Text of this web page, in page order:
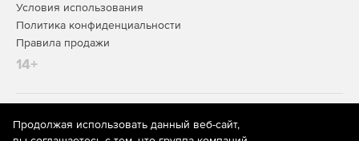
Условия использования
Политика конфиденциальности
Правила продажи
14+
На информационном ресурсе store.softline.ru применяются
рекомендательные технологии
(информационные технологии
Продолжая использовать данный веб-сайт,